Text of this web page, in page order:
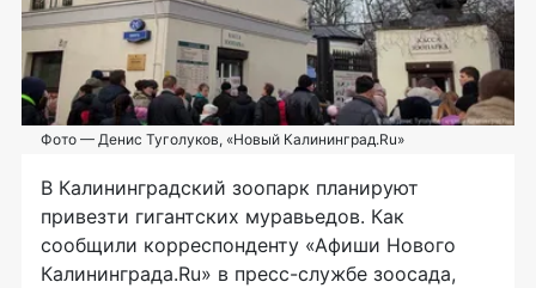
Фото — Денис Туголуков, «Новый Калининград.Ru»
В Калининградский зоопарк планируют
привезти гигантских муравьедов. Как
сообщили корреспонденту «Афиши Нового
Калининграда.Ru» в пресс-службе зоосада,